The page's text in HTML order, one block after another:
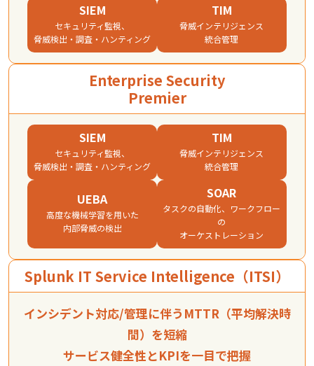
SIEM
セキュリティ監視、
脅威検出・調査・ハンティング​
TIM
脅威インテリジェンス
統合管理​
Enterprise Security
Premier
SIEM
セキュリティ監視、
脅威検出・調査・ハンティング​
TIM
脅威インテリジェンス
統合管理​
UEBA
高度な機械学習を用いた
内部脅威の検出​
SOAR
タスクの自動化、ワークフロー
の
オーケストレーション​
Splunk IT Service Intelligence（ITSI）​
インシデント対応/管理に伴うMTTR（平均解決時
間）を短縮
サービス健全性とKPIを一目で把握